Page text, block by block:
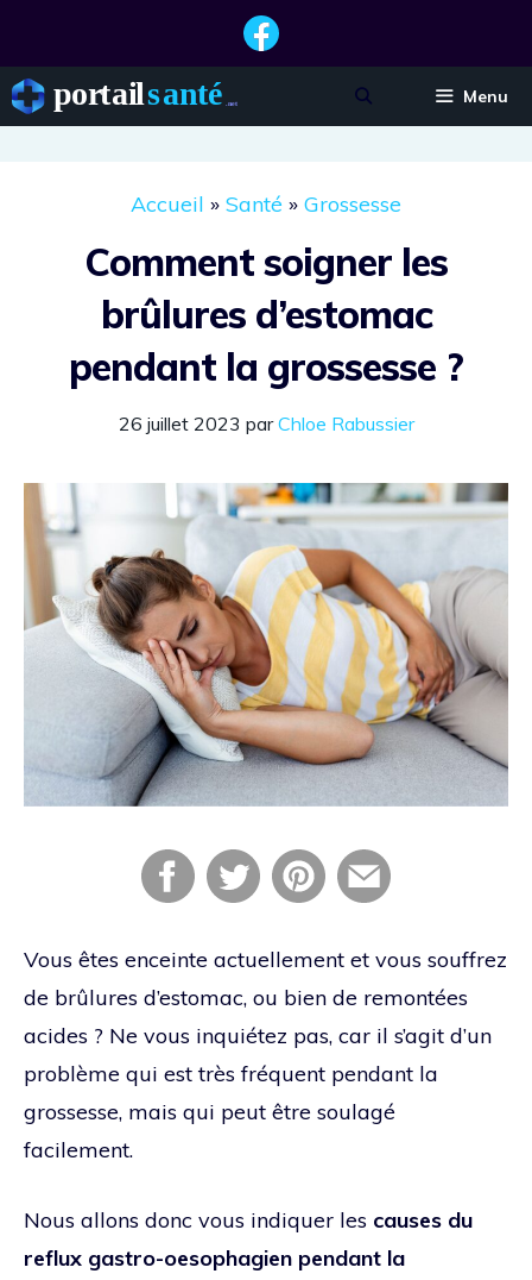
contenu
Menu
Accueil » Santé » Grossesse
Comment soigner les
brûlures d’estomac
pendant la grossesse ?
26 juillet 2023 parChloe Rabussier
Vous êtes enceinte actuellement et vous souffrez
de brûlures d’estomac, ou bien de remontées
acides ? Ne vous inquiétez pas, car il s’agit d’un
problème qui est très fréquent pendant la
grossesse, mais qui peut être soulagé
facilement.
Nous allons donc vous indiquer les causes du
reflux gastro-oesophagien pendant la